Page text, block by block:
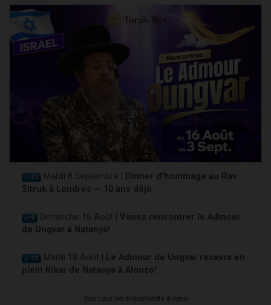
J-32 Mardi 8 Septembre |
Dinner d'hommage au Rav
Sitruk à Londres — 10 ans déjà
J-9 Dimanche 16 Août | Venez rencontrer le Admour
de Ungvar à Natanya!
J-11 Mardi 18 Août |
Le Admour de Ungvar recevra en
plein Kikar de Natanya à Alonzo!
Voir tous les événements à venir